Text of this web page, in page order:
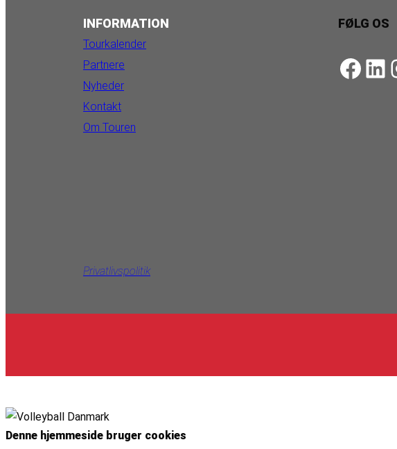
INFORMATION
Tourkalender
Partnere
Nyheder
Kontakt
Om Touren
FØLG OS
https://www.facebook.com/danishbeachvolleytour LinkedIn
Privatlivspolitik
Denne hjemmeside bruger cookies